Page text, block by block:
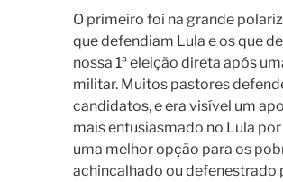
O primeiro foi na grande
que defendiam Lula e os que
nossa 1ª eleição direta após
militar. Muitos pastores
candidatos, e era visível um
mais entusiasmado no Lula
uma melhor opção para os
achincalhado ou defenestrado